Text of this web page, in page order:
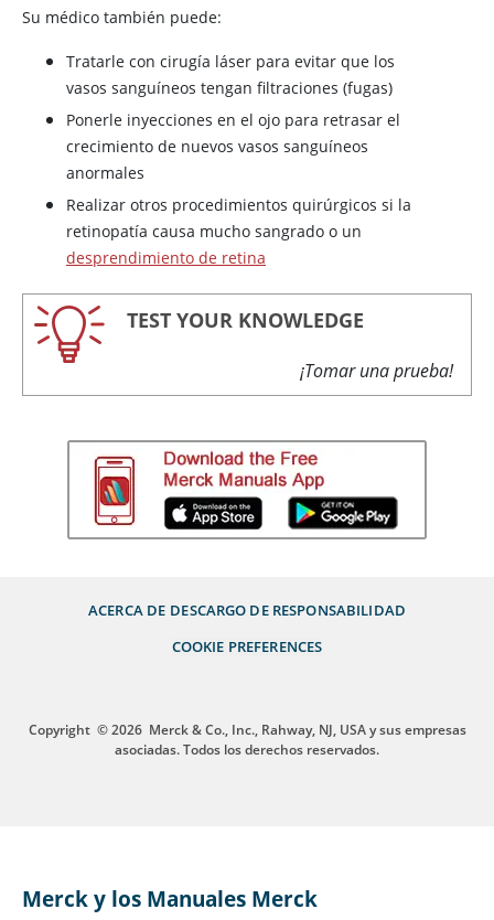
Su médico también puede:
Tratarle con cirugía láser para evitar que los
vasos sanguíneos tengan filtraciones (fugas)
Ponerle inyecciones en el ojo para retrasar el
crecimiento de nuevos vasos sanguíneos
anormales
Realizar otros procedimientos quirúrgicos si la
retinopatía causa mucho sangrado o un
desprendimiento de retina
TEST YOUR KNOWLEDGE
¡Tomar una prueba!
ACERCA DE DESCARGO DE RESPONSABILIDAD
COOKIE PREFERENCES
Copyright © 2026 Merck & Co., Inc., Rahway, NJ, USA y sus empresas
asociadas. Todos los derechos reservados.
Merck y los Manuales Merck